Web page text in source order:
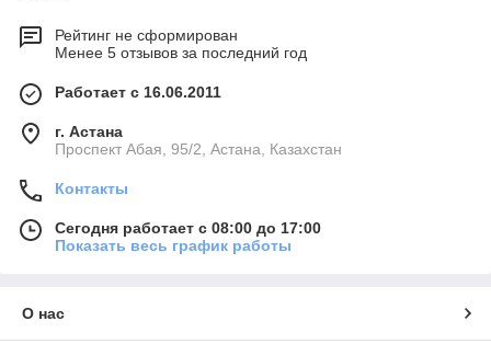
Рейтинг не сформирован
Менее 5 отзывов за последний год
Работает с 16.06.2011
г. Астана
​Проспект Абая, 95/2, Астана, Казахстан
Контакты
Сегодня работает с 08:00 до 17:00
Показать весь график работы
О нас